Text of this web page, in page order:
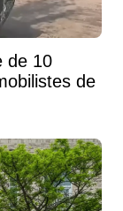
de 10
de